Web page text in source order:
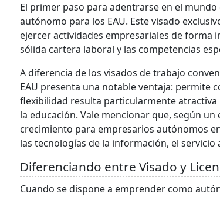
El primer paso para adentrarse en el
autónomo para los EAU. Este visado
ejercer actividades empresariales de forma
sólida cartera laboral y las competencias
A diferencia de los visados de trabajo
EAU presenta una notable ventaja: permite
flexibilidad resulta particularmente
la educación. Vale mencionar que, según
crecimiento para empresarios autónomos
las tecnologías de la información, el servicio
Diferenciando entre Visado y
Cuando se dispone a emprender como